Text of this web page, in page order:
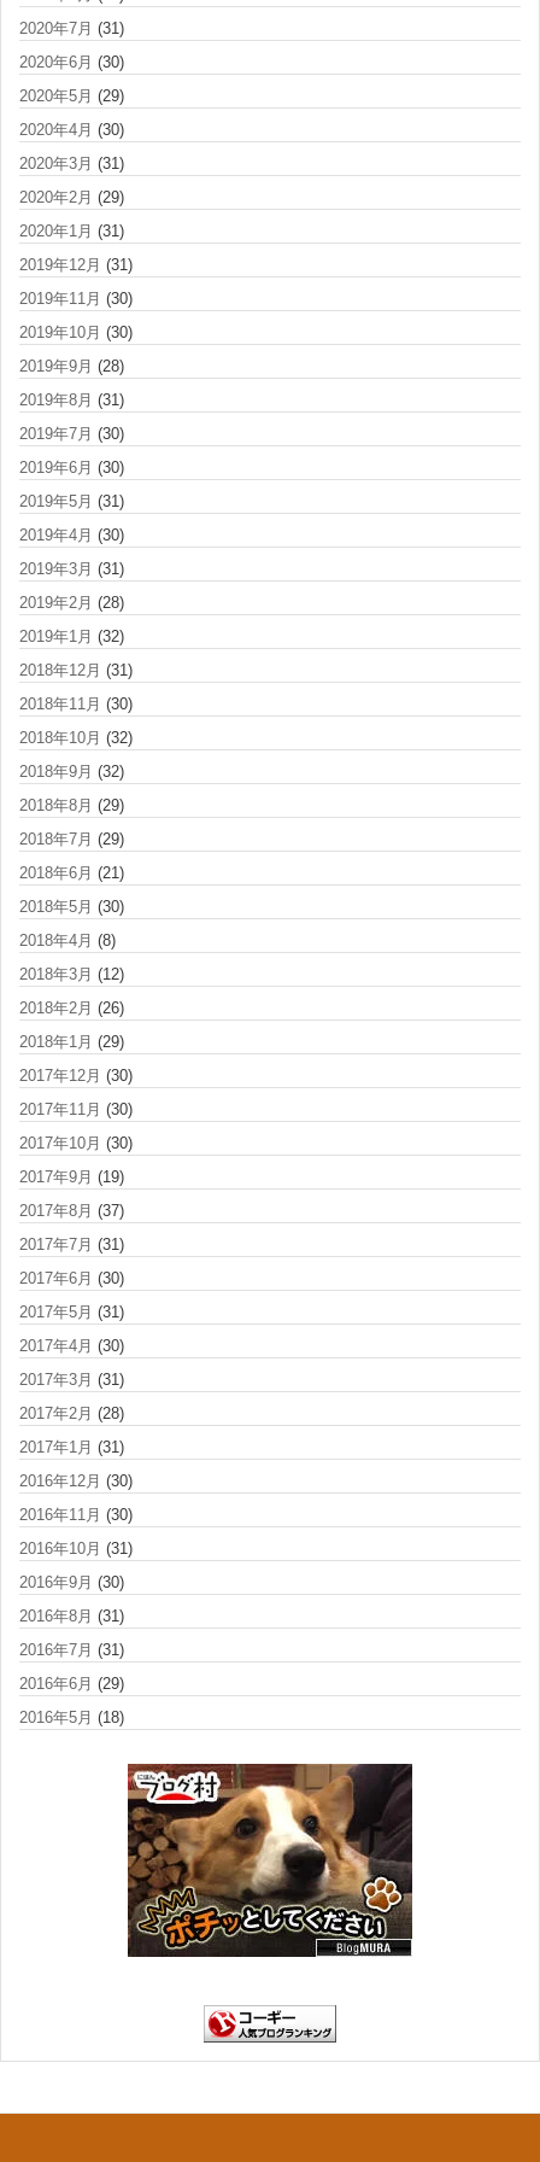
2020年7月 (31)
2020年6月 (30)
2020年5月 (29)
2020年4月 (30)
2020年3月 (31)
2020年2月 (29)
2020年1月 (31)
2019年12月 (31)
2019年11月 (30)
2019年10月 (30)
2019年9月 (28)
2019年8月 (31)
2019年7月 (30)
2019年6月 (30)
2019年5月 (31)
2019年4月 (30)
2019年3月 (31)
2019年2月 (28)
2019年1月 (32)
2018年12月 (31)
2018年11月 (30)
2018年10月 (32)
2018年9月 (32)
2018年8月 (29)
2018年7月 (29)
2018年6月 (21)
2018年5月 (30)
2018年4月 (8)
2018年3月 (12)
2018年2月 (26)
2018年1月 (29)
2017年12月 (30)
2017年11月 (30)
2017年10月 (30)
2017年9月 (19)
2017年8月 (37)
2017年7月 (31)
2017年6月 (30)
2017年5月 (31)
2017年4月 (30)
2017年3月 (31)
2017年2月 (28)
2017年1月 (31)
2016年12月 (30)
2016年11月 (30)
2016年10月 (31)
2016年9月 (30)
2016年8月 (31)
2016年7月 (31)
2016年6月 (29)
2016年5月 (18)